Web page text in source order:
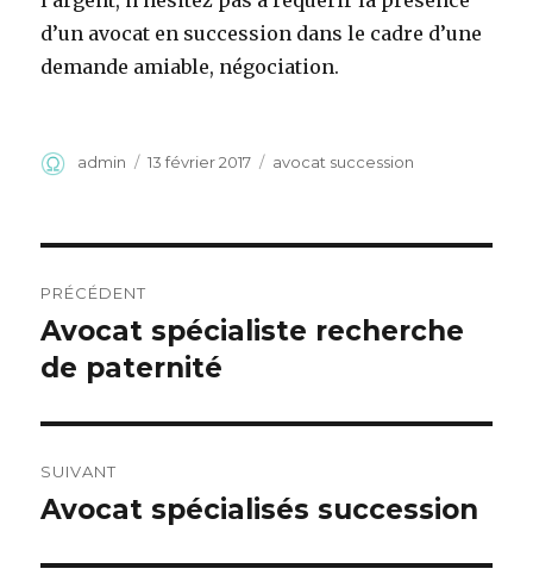
d’un avocat en succession dans le cadre d’une
demande amiable, négociation.
Auteur
admin
Publié
13 février 2017 Catégories
avocat succession
de
l’article
PRÉCÉDENT
Article
précédent :
Avocat spécialiste recherche
de paternité
SUIVANT
Article
Avocat spécialisés succession